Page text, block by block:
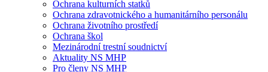
Ochrana kulturních statků
Ochrana zdravotnického a humanitárního personálu
Ochrana životního prostředí
Ochrana škol
Mezinárodní trestní soudnictví
Aktuality NS MHP
Pro členy NS MHP